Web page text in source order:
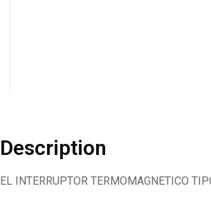
Description
EL INTERRUPTOR TERMOMAGNETICO